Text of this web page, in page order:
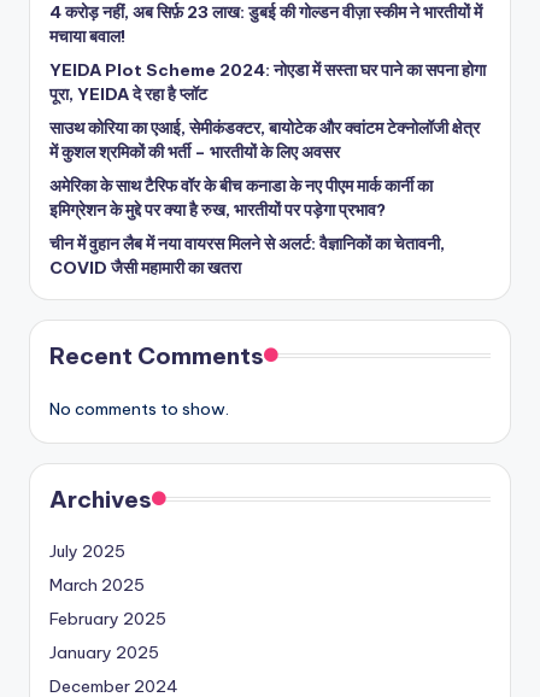
4 करोड़ नहीं, अब सिर्फ़ 23 लाख: डुबई की गोल्डन वीज़ा स्कीम ने भारतीयों में
मचाया बवाल!
YEIDA Plot Scheme 2024: नोएडा में सस्ता घर पाने का सपना होगा
पूरा, YEIDA दे रहा है प्लॉट
साउथ कोरिया का एआई, सेमीकंडक्टर, बायोटेक और क्वांटम टेक्नोलॉजी क्षेत्र
में कुशल श्रमिकों की भर्ती – भारतीयों के लिए अवसर
अमेरिका के साथ टैरिफ वॉर के बीच कनाडा के नए पीएम मार्क कार्नी का
इमिग्रेशन के मुद्दे पर क्या है रुख, भारतीयों पर पड़ेगा प्रभाव?
चीन में वुहान लैब में नया वायरस मिलने से अलर्ट: वैज्ञानिकों का चेतावनी,
COVID जैसी महामारी का खतरा
Recent Comments
No comments to show.
Archives
July 2025
March 2025
February 2025
January 2025
December 2024